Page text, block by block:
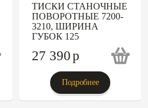
ТИСКИ СТАНОЧНЫЕ
ПОВОРОТНЫЕ 7200-
3210, ШИРИНА
ГУБОК 125
27 390p
Подробнее